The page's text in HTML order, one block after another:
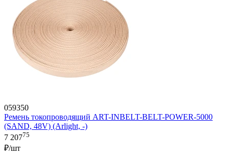
059350
Ремень токопроводящий ART-INBELT-BELT-POWER-5000
(SAND, 48V) (Arlight, -)
7 20775
₽/шт